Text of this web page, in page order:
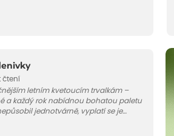
V tomto článku vám poradíme, jak na
čtení
letním kvetoucím trvalkám –
a každý rok nabídnou bohatou paletu
jednotvárně, vyplatí se je
V dnešním článku vám ukážeme, s
denivky nejlépe ladí.